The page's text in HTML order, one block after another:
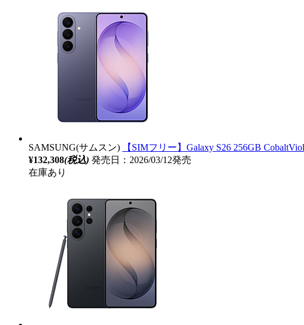
SAMSUNG(サムスン)
【SIMフリー】Galaxy S26 256GB
¥132,308(税込) 発売日：2026/03/12発売
在庫あり